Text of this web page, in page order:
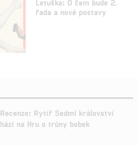
Letuška: O čem bude 2.
řada a nové postavy
Recenze: Rytíř Sedmi království
hází na Hru o trůny bobek